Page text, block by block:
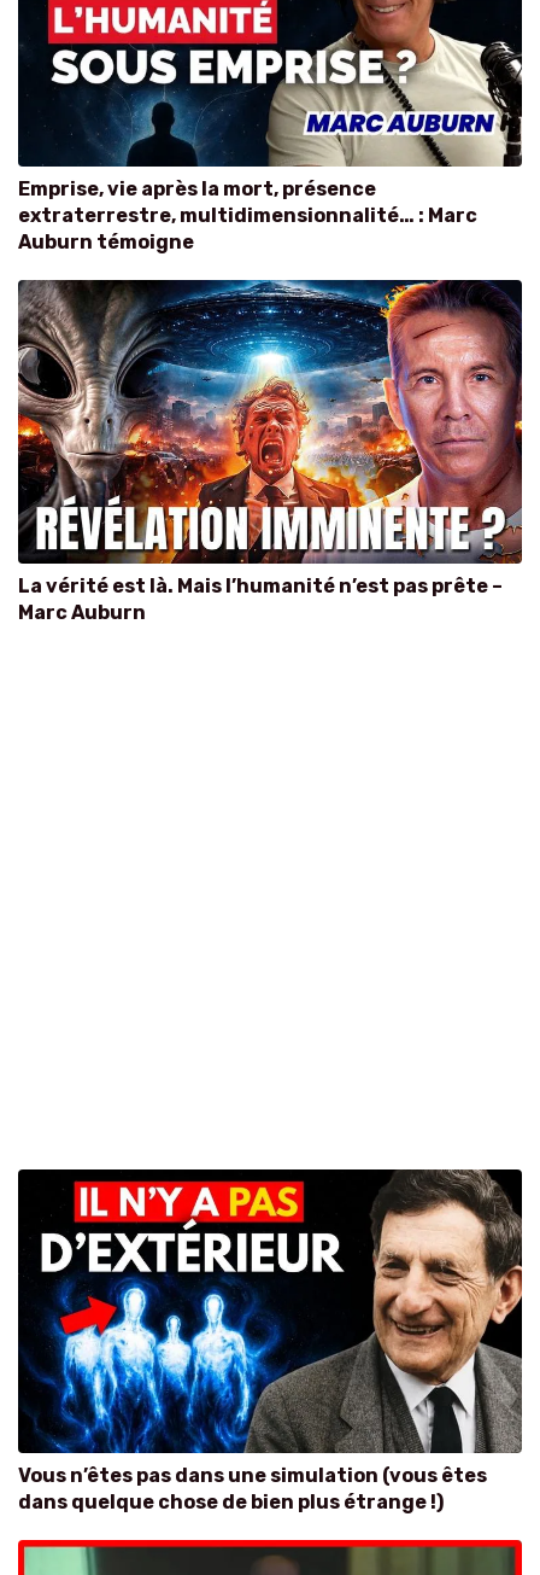
Emprise, vie après la mort, présence
extraterrestre, multidimensionnalité… : Marc
Auburn témoigne
La vérité est là. Mais l’humanité n’est pas prête –
Marc Auburn
Vous n’êtes pas dans une simulation (vous êtes
dans quelque chose de bien plus étrange !)